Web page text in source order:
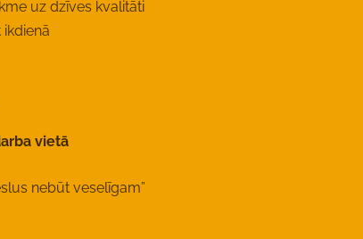
uz dzīves kvalitāti
vietā
nebūt veselīgam”